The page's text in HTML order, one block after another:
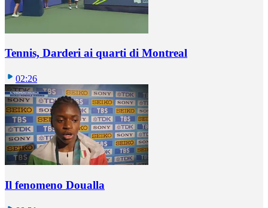
Tennis, Darderi ai quarti di Montreal
02:26
Il fenomeno Doualla